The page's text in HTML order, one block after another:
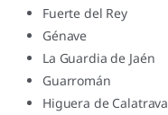
Fuerte del Rey
Génave
La Guardia de Jaén
Guarromán
Higuera de Calatrava